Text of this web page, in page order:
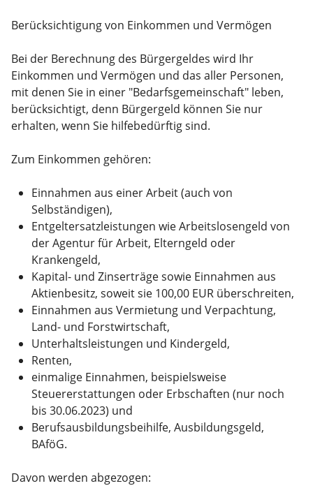
Berücksichtigung von Einkommen und Vermögen
Bei der Berechnung des Bürgergeldes wird Ihr
Einkommen und Vermögen und das aller Personen,
mit denen Sie in einer "Bedarfsgemeinschaft" leben,
berücksichtigt, denn Bürgergeld können Sie nur
erhalten, wenn Sie hilfebedürftig sind.
Zum Einkommen gehören:
Einnahmen aus einer Arbeit (auch von
Selbständigen),
Entgeltersatzleistungen wie Arbeitslosengeld von
der Agentur für Arbeit, Elterngeld oder
Krankengeld,
Kapital- und Zinserträge sowie Einnahmen aus
Aktienbesitz, soweit sie 100,00 EUR überschreiten,
Einnahmen aus Vermietung und Verpachtung,
Land- und Forstwirtschaft,
Unterhaltsleistungen und Kindergeld,
Renten,
einmalige Einnahmen, beispielsweise
Steuererstattungen oder Erbschaften (nur noch
bis 30.06.2023) und
Berufsausbildungsbeihilfe, Ausbildungsgeld,
BAföG.
Davon werden abgezogen: